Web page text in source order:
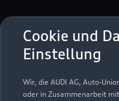
Cookie und
Einstellung
Wir, die AUDI AG, Auto-
oder in Zusammenarbeit
Autohaus
Wiesbaden